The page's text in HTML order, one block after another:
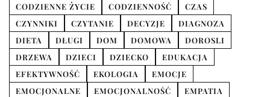
CODZIENNE ŻYCIE
CODZIENNOŚĆ
CZAS
CZYNNIKI
CZYTANIE DECYZJE
DIAGNOZA
DIETA
DŁUGI DOM DOMOWA
DOROSLI
DRZEWA
DZIECI DZIECKO
EDUKACJA
EFEKTYWNOŚĆ
EKOLOGIA
EMOCJE
EMOCJONALNE
EMOCJONALNOŚĆ
EMPATIA